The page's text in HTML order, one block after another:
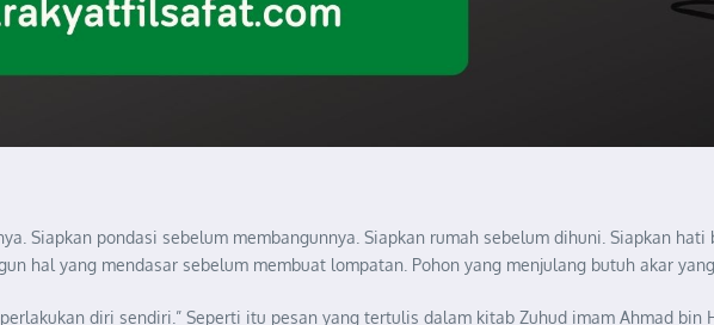
Siapkan pondasi sebelum membangunnya. Siapkan rumah sebelum dihuni. Siapkan
hal yang mendasar sebelum membuat lompatan. Pohon yang menjulang butuh akar yang
diri sendiri.” Seperti itu pesan yang tertulis dalam kitab Zuhud imam Ahmad